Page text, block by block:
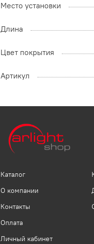
Место установки
Длина
Цвет покрытия
Артикул
Каталог
О компании
Контакты
Оплата
Личный кабинет